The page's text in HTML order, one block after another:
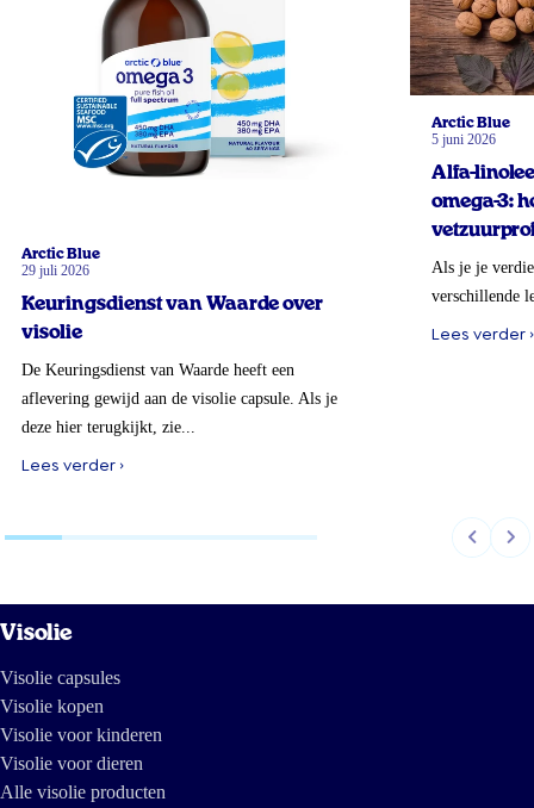
Arctic Blue
29 juli 2026
Keuringsdienst van Waarde over
visolie
De Keuringsdienst van Waarde heeft een
aflevering gewijd aan de visolie capsule. Als je
deze hier terugkijkt, zie...
Lees verder ›
Arctic Blue
5 juni 2026
Alfa-
omega-3:
Als je je
verschillende
Lees verder ›
Visolie
Visolie capsules
Visolie kopen
Visolie voor kinderen
Visolie voor dieren
Alle visolie producten